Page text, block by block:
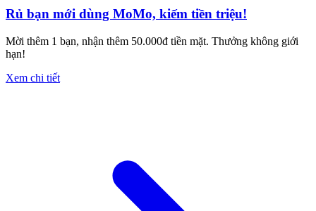
Rủ bạn mới dùng MoMo, kiếm tiền triệu!
Mời thêm 1 bạn, nhận thêm 50.000đ tiền mặt. Thưởng không giới
hạn!
Xem chi tiết